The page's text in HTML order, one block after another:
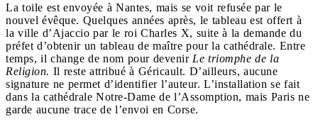
La toile est envoyée à Nantes, mais se voit refusée par le
nouvel évêque. Quelques années après, le tableau est offert à
la ville d’Ajaccio par le roi Charles X, suite à la demande du
préfet d’obtenir un tableau de maître pour la cathédrale. Entre
temps, il change de nom pour devenir Le triomphe de la
Religion. Il reste attribué à Géricault. D’ailleurs, aucune
signature ne permet d’identifier l’auteur. L’installation se fait
dans la cathédrale Notre-Dame de l’Assomption, mais Paris ne
garde aucune trace de l’envoi en Corse.